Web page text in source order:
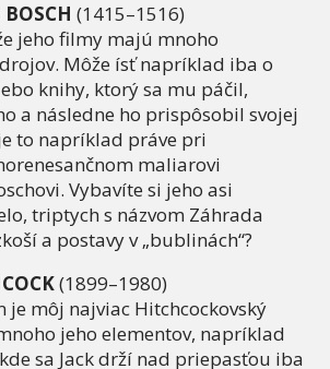
(1415–1516)
jeho filmy majú mnoho
Môže ísť napríklad iba o
knihy, ktorý sa mu páčil,
a následne ho prispôsobil svojej
to napríklad práve pri
maliarovi
Vybavíte si jeho asi
triptych s názvom Záhrada
a postavy v „bublinách“?
(1899–1980)
je môj najviac Hitchcockovský
jeho elementov, napríklad
sa Jack drží nad priepasťou iba